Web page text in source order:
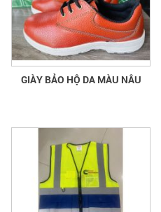
GIÀY BẢO HỘ DA MÀU NÂU